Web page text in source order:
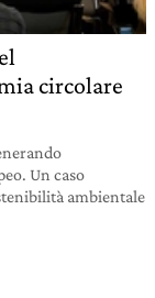
circolare
Un caso
ambientale